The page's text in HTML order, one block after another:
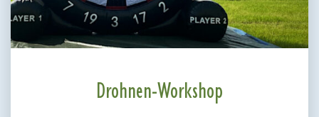
Drohnen-Workshop